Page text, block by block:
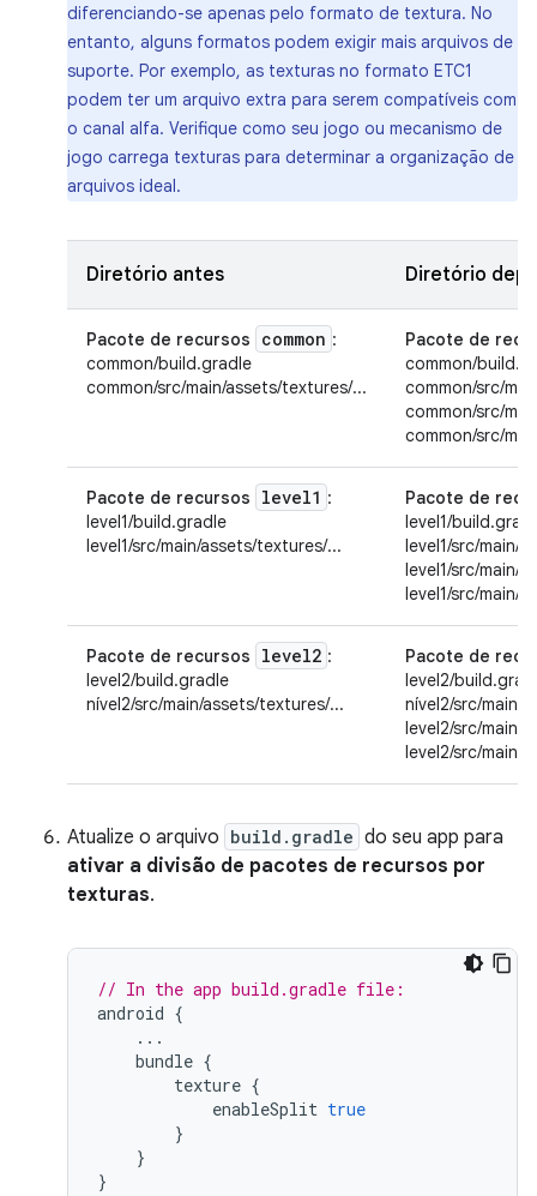
diferenciando-se apenas pelo formato de textura. No
entanto, alguns formatos podem exigir mais arquivos de
suporte. Por exemplo, as texturas no formato ETC1
podem ter um arquivo extra para serem compatíveis com
o canal alfa. Verifique como seu jogo ou mecanismo de
jogo carrega texturas para determinar a organização de
arquivos ideal.
Diretório antes Diretório
Pacote de recursos common :
common/build.gradle
common/src/main/assets/textures/...
Pacote de
common/
common/src/
common/src/
common/src/
Pacote de recursos level1 :
level1/build.gradle
level1/src/main/assets/textures/...
Pacote de
level1/
level1/src/main/
level1/src/main/
level1/src/main/
Pacote de recursos level2 :
level2/build.gradle
nível2/src/main/assets/textures/...
Pacote de
level2/
nível2/src/main/
level2/src/main/
level2/src/main/
Atualize o arquivo build.gradle do seu app para
ativar a divisão de pacotes de recursos por
texturas.
// In the app build.gradle file:
android {
...
bundle {
texture {
enableSplit true
}
}
}